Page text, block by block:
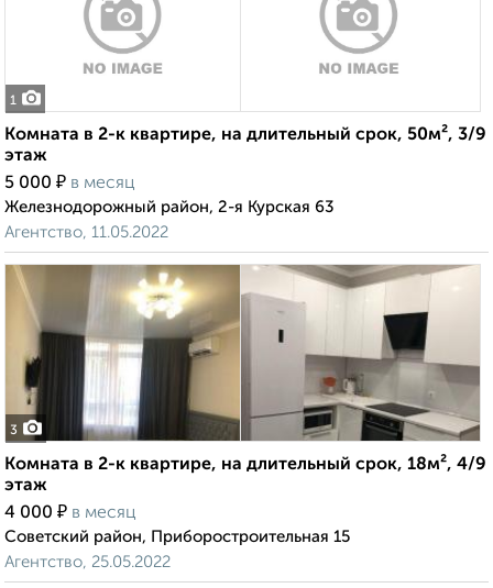
1
Комната в 2-к квартире, на длительный срок, 50м², 3/9
этаж
5 000 ₽ в месяц
Железнодорожный район, 2-я Курская 63
Агентство, 11.05.2022
3
Комната в 2-к квартире, на длительный срок, 18м², 4/9
этаж
4 000 ₽ в месяц
Советский район, Приборостроительная 15
Агентство, 25.05.2022